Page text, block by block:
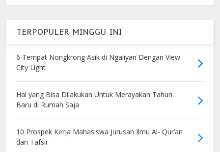
TERPOPULER MINGGU INI
6 Tempat Nongkrong Asik di Ngaliyan Dengan View
City Light
Hal yang Bisa Dilakukan Untuk Merayakan Tahun
Baru di Rumah Saja
10 Prospek Kerja Mahasiswa Jurusan Ilmu Al- Qur’an
dan Tafsir